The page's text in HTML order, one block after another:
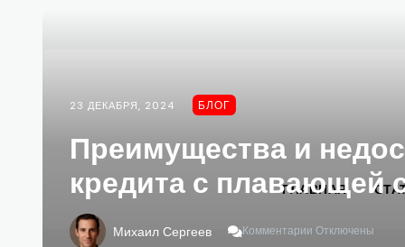
ГЛАВНАЯ
23 ДЕКАБРЯ, 2024 БЛОГ
Преимущества и
кредита с плавающей
Михаил Сергеев Комментарии
Записи
Отключены